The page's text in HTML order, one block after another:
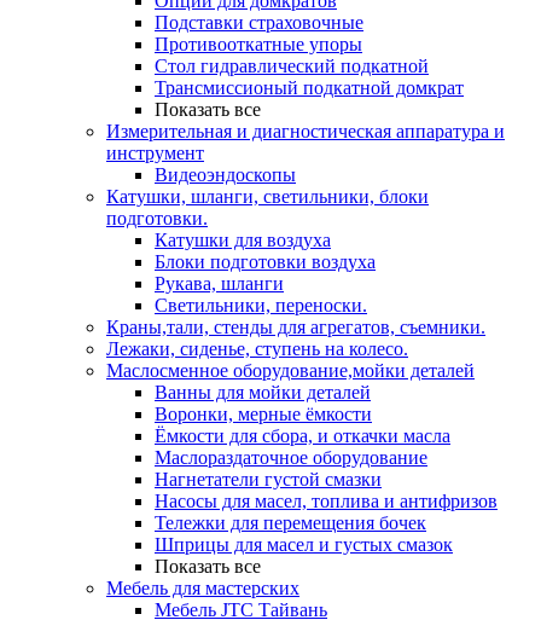
Подставки страховочные
Противооткатные упоры
Стол гидравлический подкатной
Трансмиссионый подкатной домкрат
Показать все
Измерительная и диагностическая аппаратура и
инструмент
Видеоэндоскопы
Катушки, шланги, светильники, блоки
подготовки.
Катушки для воздуха
Блоки подготовки воздуха
Рукава, шланги
Светильники, переноски.
Краны,тали, стенды для агрегатов, съемники.
Лежаки, сиденье, ступень на колесо.
Маслосменное оборудование,мойки деталей
Ванны для мойки деталей
Воронки, мерные ёмкости
Ёмкости для сбора, и откачки масла
Маслораздаточное оборудование
Нагнетатели густой смазки
Насосы для масел, топлива и антифризов
Тележки для перемещения бочек
Шприцы для масел и густых смазок
Показать все
Мебель для мастерских
Мебель JTC Тайвань